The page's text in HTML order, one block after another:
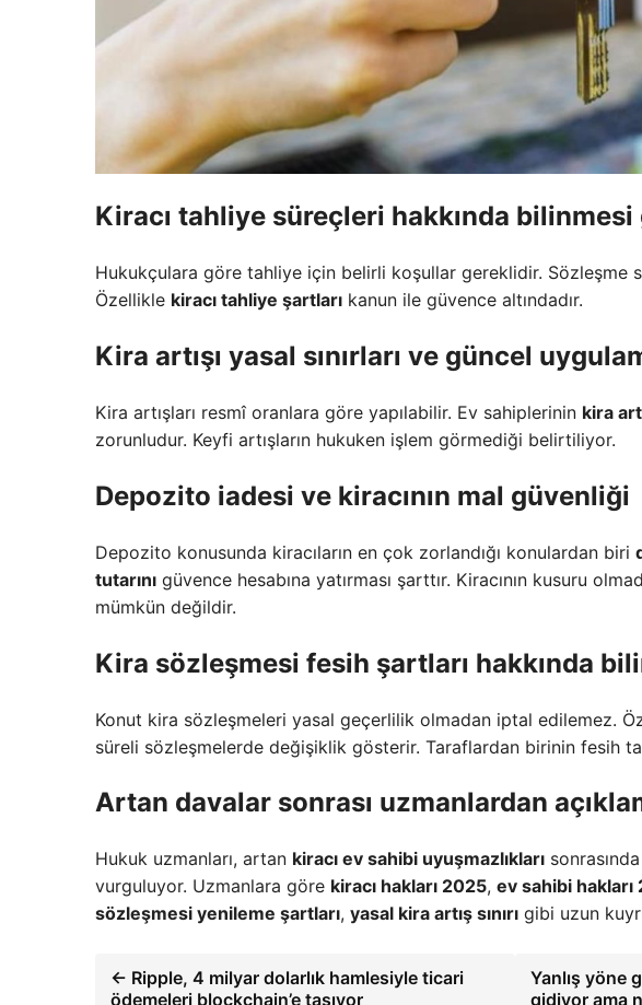
Kiracı tahliye süreçleri hakkında
Hukukçulara göre tahliye için belirli koşullar gereklidir. Sözleşme
Özellikle kiracı tahliye şartları kanun ile güvence altındadır.
Kira artışı yasal sınırları ve güncel
Kira artışları resmî oranlara göre yapılabilir. Ev sahiplerinin kira
zorunludur. Keyfi artışların hukuken işlem görmediği belirtiliyor.
Depozito iadesi ve kiracının mal güvenliği
Depozito konusunda kiracıların en çok zorlandığı konulardan biri
tutarını güvence hesabına yatırması şarttır. Kiracının kusuru
mümkün değildir.
Kira sözleşmesi fesih şartları hakkında
Konut kira sözleşmeleri yasal geçerlilik olmadan iptal edilemez.
süreli sözleşmelerde değişiklik gösterir. Taraflardan birinin fesih
Artan davalar sonrası uzmanlardan
Hukuk uzmanları, artan kiracı ev sahibi uyuşmazlıkları
vurguluyor. Uzmanlara göre kiracı hakları 2025, ev sahibi hakları
sözleşmesi yenileme şartları, yasal kira artış sınırı gibi uzun
← Ripple, 4 milyar dolarlık hamlesiyle ticari
ödemeleri blockchain’e taşıyor
Yanlış yöne
gidiyor ama